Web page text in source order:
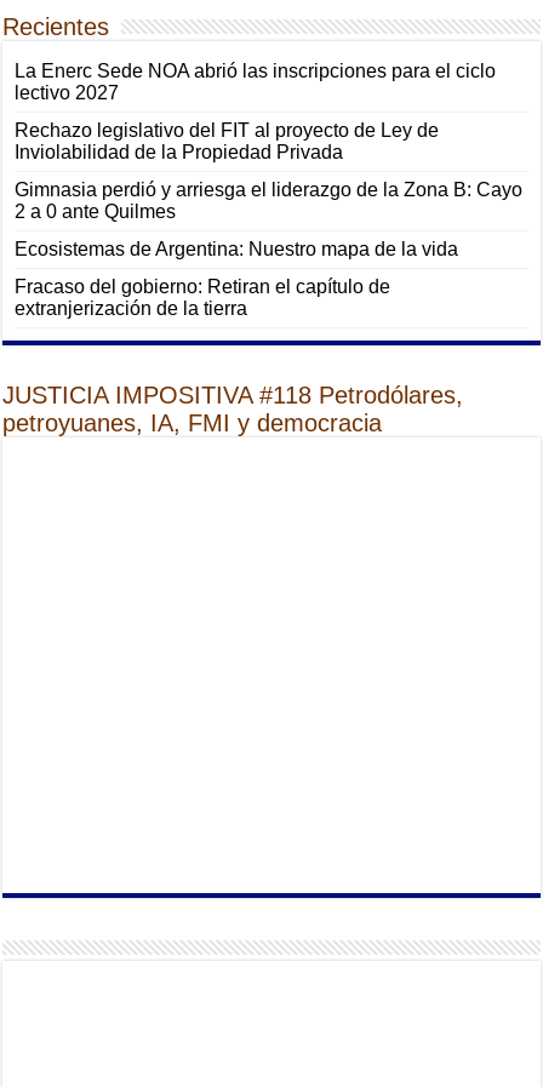
Recientes
La Enerc Sede NOA abrió las inscripciones para el ciclo
lectivo 2027
Rechazo legislativo del FIT al proyecto de Ley de
Inviolabilidad de la Propiedad Privada
Gimnasia perdió y arriesga el liderazgo de la Zona B: Cayo
2 a 0 ante Quilmes
Ecosistemas de Argentina: Nuestro mapa de la vida
Fracaso del gobierno: Retiran el capítulo de
extranjerización de la tierra
JUSTICIA IMPOSITIVA #118 Petrodólares,
petroyuanes, IA, FMI y democracia